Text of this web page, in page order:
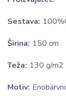
Sestava:
Širina: 150 cm
Teža: 130 g/m2
Motiv: